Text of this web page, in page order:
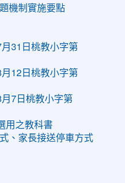
機制實施要點
31日桃教小字第
12日桃教小字第
7日桃教小字第
用之教科書
、家長接送停車方式